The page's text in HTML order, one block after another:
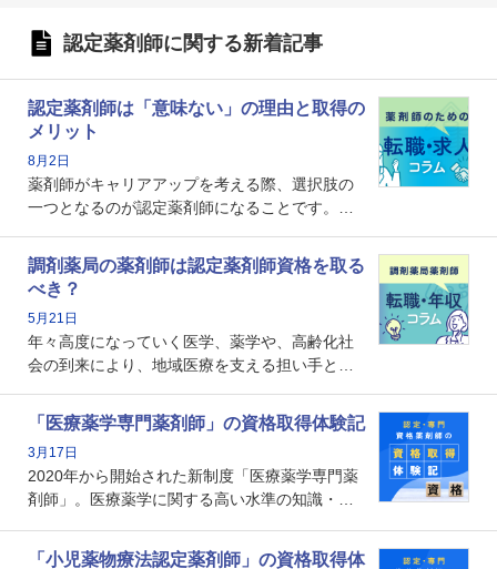
認定薬剤師に関する新着記事
認定薬剤師は「意味ない」の理由と取得の
メリット
8月2日
薬剤師がキャリアアップを考える際、選択肢の
一つとなるのが認定薬剤師になることです。し
という声を聞いたことがあるかもしれません。
本記事では、認定薬剤師が「意味ない」といわ
れる理由や、取得するメリット、年収・キャリ
アへの影響を解説します。
調剤薬局の薬剤師は認定薬剤師資格を取る
べき？
5月21日
年々高度になっていく医学、薬学や、高齢化社
会の到来により、地域医療を支える担い手とし
で、重要度が増しているのが認定薬剤師という
資格です。認定薬剤師とはいったいどんな資格
なのでしょうか。それを取得するとどのような
メリットがあるのでしょうか。
「医療薬学専門薬剤師」の資格取得体験記
3月17日
2020年から開始された新制度「医療薬学専門薬
剤師」。医療薬学に関する高い水準の知識・技
剤師としての専門性を示す客観的な根拠の一つ
「小児薬物療法認定薬剤師」の資格取得体